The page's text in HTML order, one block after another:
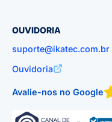
OUVIDORIA
suporte@ikatec.com.br
Ouvidoria
Avalie-nos no Google